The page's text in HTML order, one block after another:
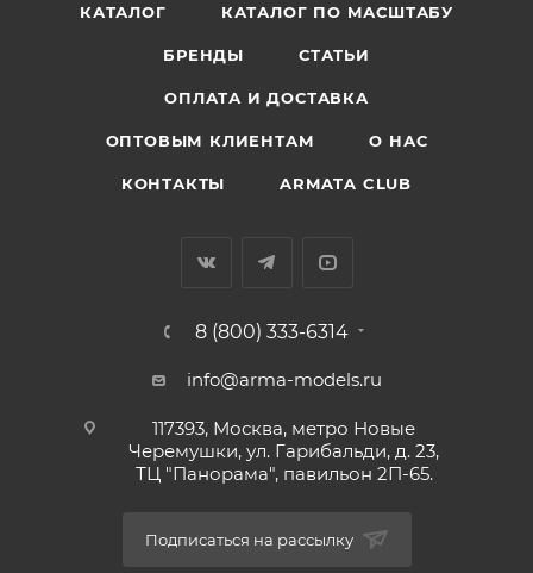
КАТАЛОГ КАТАЛОГ ПО МАСШТАБУ
БРЕНДЫ СТАТЬИ
ОПЛАТА И ДОСТАВКА
ОПТОВЫМ КЛИЕНТАМ О НАС
КОНТАКТЫ ARMATA CLUB
8 (800) 333-6314
info@arma-models.ru
117393, Москва, метро Новые
Черемушки, ул. Гарибальди, д. 23,
ТЦ "Панорама", павильон 2П-65.
Подписаться на рассылку